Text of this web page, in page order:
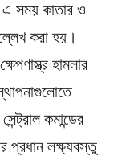
সময় কাতার ও
করা হয়।
হামলার
কমান্ডের
প্রধান লক্ষ্যবস্তু